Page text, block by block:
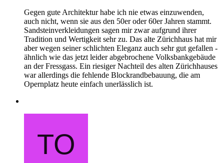
Gegen gute Architektur habe ich nie etwas einzuwenden,
auch nicht, wenn sie aus den 50er oder 60er Jahren stammt.
Sandsteinverkleidungen sagen mir zwar aufgrund ihrer
Tradition und Wertigkeit sehr zu. Das alte Zürichhaus hat mir
aber wegen seiner schlichten Eleganz auch sehr gut gefallen -
ähnlich wie das jetzt leider abgebrochene Volksbankgebäude
an der Fressgass. Ein riesiger Nachteil des alten Zürichhauses
war allerdings die fehlende Blockrandbebauung, die am
Opernplatz heute einfach unerlässlich ist.